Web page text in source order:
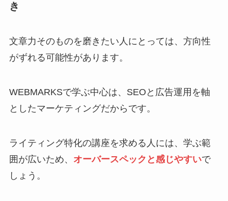
き
文章力そのものを磨きたい人にとっては、方向性
がずれる可能性があります。
WEBMARKSで学ぶ中心は、SEOと広告運用を軸
としたマーケティングだからです。
ライティング特化の講座を求める人には、学ぶ範
囲が広いため、 オーバースペックと感じやすいで
しょう。